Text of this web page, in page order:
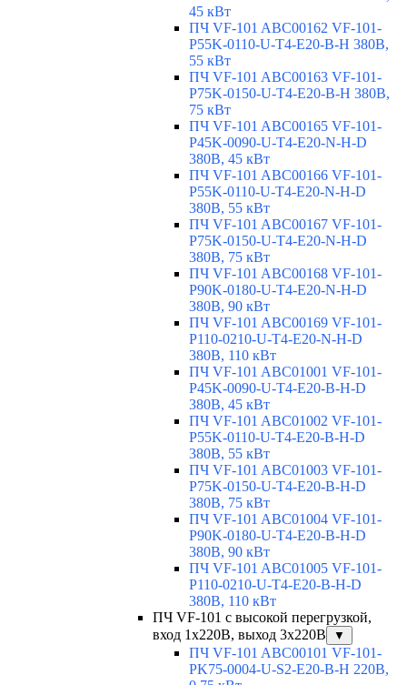
45 кВт
ПЧ VF-101 ABC00162 VF-101-
P55K-0110-U-T4-E20-B-H 380В,
55 кВт
ПЧ VF-101 ABC00163 VF-101-
P75K-0150-U-T4-E20-B-H 380В,
75 кВт
ПЧ VF-101 ABC00165 VF-101-
P45K-0090-U-T4-E20-N-H-D
380В, 45 кВт
ПЧ VF-101 ABC00166 VF-101-
P55K-0110-U-T4-E20-N-H-D
380В, 55 кВт
ПЧ VF-101 ABC00167 VF-101-
P75K-0150-U-T4-E20-N-H-D
380В, 75 кВт
ПЧ VF-101 ABC00168 VF-101-
P90K-0180-U-T4-E20-N-H-D
380В, 90 кВт
ПЧ VF-101 ABC00169 VF-101-
P110-0210-U-T4-E20-N-H-D
380В, 110 кВт
ПЧ VF-101 ABC01001 VF-101-
P45K-0090-U-T4-E20-B-H-D
380В, 45 кВт
ПЧ VF-101 ABC01002 VF-101-
P55K-0110-U-T4-E20-B-H-D
380В, 55 кВт
ПЧ VF-101 ABC01003 VF-101-
P75K-0150-U-T4-E20-B-H-D
380В, 75 кВт
ПЧ VF-101 ABC01004 VF-101-
P90K-0180-U-T4-E20-B-H-D
380В, 90 кВт
ПЧ VF-101 ABC01005 VF-101-
P110-0210-U-T4-E20-B-H-D
380В, 110 кВт
ПЧ VF-101 с высокой перегрузкой,
вход 1х220В, выход 3х220В
▼
ПЧ VF-101 ABC00101 VF-101-
PK75-0004-U-S2-E20-B-H 220В,